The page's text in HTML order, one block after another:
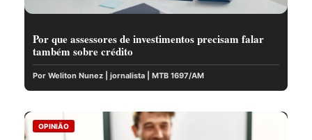
Por que assessores de investimentos precisam falar
também sobre crédito
Por Weliton Nunez | jornalista | MTB 1697/AM
OPINIÃO